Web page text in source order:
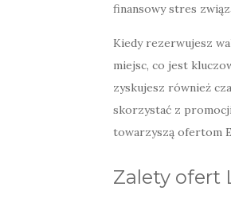
finansowy stres
Kiedy rezerwujesz
miejsc, co jest
zyskujesz również
skorzystać z
towarzyszą ofertom
Zalety ofert